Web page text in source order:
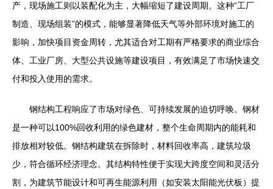
产，现场施工则以装配化为主，大幅缩短了建设周期。这种“工厂
制造、现场组装”的模式，能够显著降低天气等外部环境对施工的
影响，加快项目资金周转，尤其适合对工期有严格要求的商业综合
体、工业厂房、大型公共设施等建设项目，有效满足了市场快速交
付和投入使用的需求。
钢结构工程响应了市场对绿色、可持续发展的迫切呼唤。钢材
是一种可以100%回收利用的绿色建材，整个生命周期内的能耗和
排放相对较低。钢结构建筑在拆除时，材料回收率高，建筑垃圾
少，符合循环经济理念。其结构特性便于实现大跨度空间和灵活分
割，为建筑节能设计和可再生能源利用（如安装太阳能光伏板）提